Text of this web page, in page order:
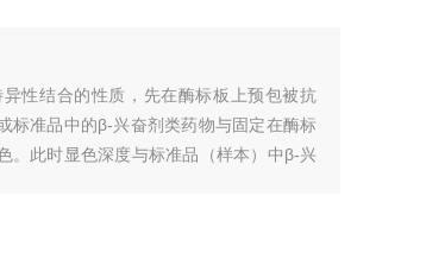
性结合的性质，先在酶标板上预包被抗
标准品中的β-兴奋剂类药物与固定在酶标
。此时显色深度与标准品（样本）中β-兴